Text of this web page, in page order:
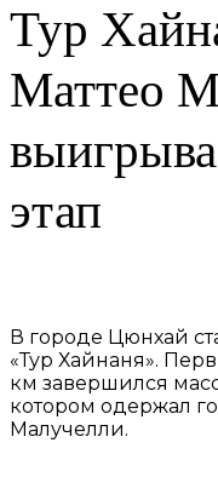
Тур
Маттео
этап
В городе Цюнхай
«Тур Хайнаня».
км завершился
котором одержал
Малучелли.